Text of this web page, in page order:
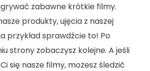
zabawne krótkie filmy.
produkty, ujęcia z naszej
przykład sprawdźcie to! Po
strony zobaczysz kolejne. A jeśli
się nasze filmy, możesz śledzić